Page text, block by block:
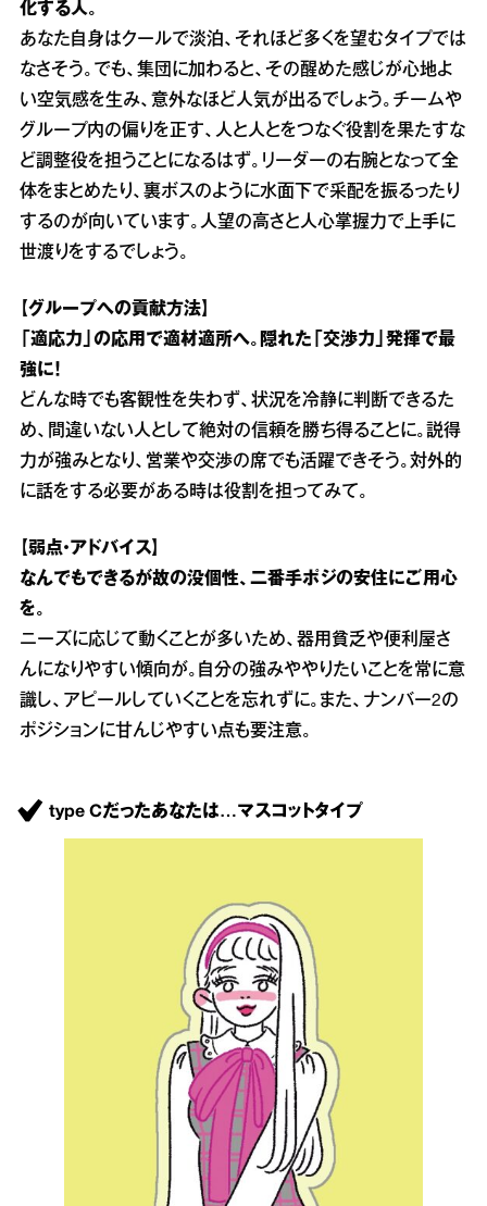
化する人。
あなた自身はクールで淡泊、それほど多くを望むタイプでは
なさそう。でも、集団に加わると、その醒めた感じが心地よ
い空気感を生み、意外なほど人気が出るでしょう。チームや
グループ内の偏りを正す、人と人とをつなぐ役割を果たすな
ど調整役を担うことになるはず。リーダーの右腕となって全
体をまとめたり、裏ボスのように水面下で采配を振るったり
するのが向いています。人望の高さと人心掌握力で上手に
世渡りをするでしょう。
【グループへの貢献方法】
「適応力」の応用で適材適所へ。隠れた「交渉力」発揮で最
強に！
どんな時でも客観性を失わず、状況を冷静に判断できるた
め、間違いない人として絶対の信頼を勝ち得ることに。説得
力が強みとなり、営業や交渉の席でも活躍できそう。対外的
に話をする必要がある時は役割を担ってみて。
【弱点・アドバイス】
なんでもできるが故の没個性、二番手ポジの安住にご用心
を。
ニーズに応じて動くことが多いため、器用貧乏や便利屋さ
んになりやすい傾向が。自分の強みややりたいことを常に意
識し、アピールしていくことを忘れずに。また、ナンバー2の
ポジションに甘んじやすい点も要注意。
type Cだったあなたは…マスコットタイプ